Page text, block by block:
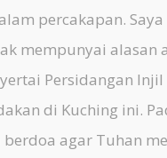
percakapan.
mempunyai alasan
Persidangan Injil
di Kuching ini.
berdoa agar Tuhan